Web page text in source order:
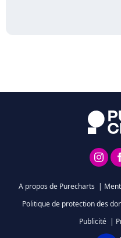
A propos de Purecharts |
Politique de protection des
Publicité |